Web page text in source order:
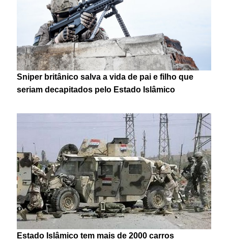
Sniper britânico salva a vida de pai e filho que
seriam decapitados pelo Estado Islâmico
Estado Islâmico tem mais de 2000 carros